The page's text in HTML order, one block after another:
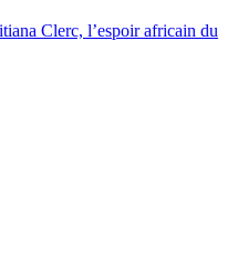
Clerc, l’espoir africain du